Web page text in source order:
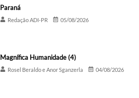
Paraná
Redação ADI-PR 05/08/2026
Magnífica Humanidade (4)
Rosel Beraldo e Anor Sganzerla 04/08/2026